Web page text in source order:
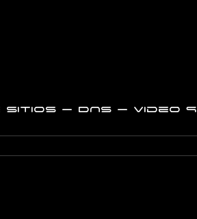
– DNS – Video 9